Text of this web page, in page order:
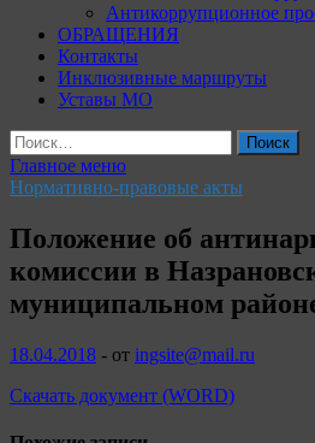
Антикоррупционное
ОБРАЩЕНИЯ
Контакты
Инклюзивные маршруты
Уставы МО
Найти:
Главное меню
Нормативно-правовые акты
Положение об
комиссии в
муниципальном
18.04.2018 - от ingsite@mail.ru
Скачать документ (WORD)